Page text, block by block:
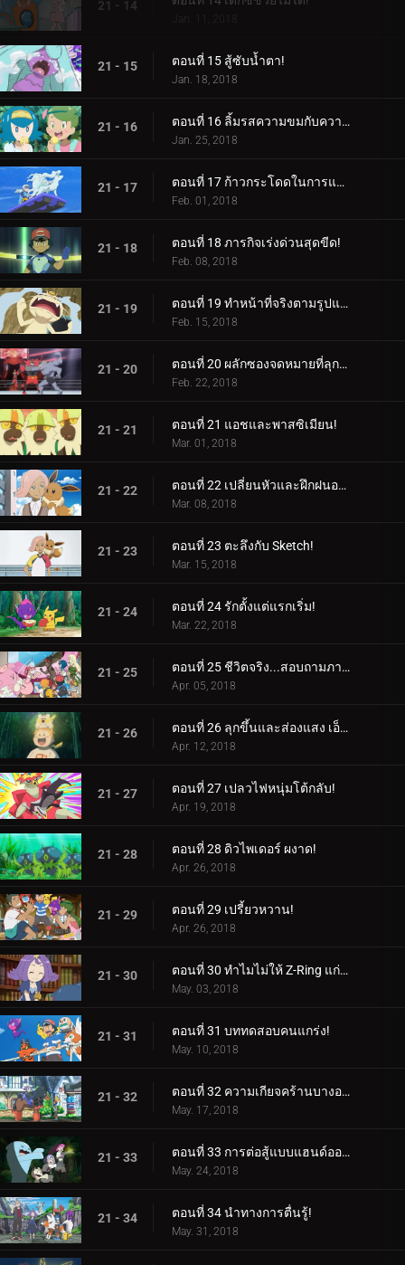
21 - 14
Jan. 11, 2018
21 - 15 ตอนที่ 15 สู้ซับน้ำตา!
Jan. 18, 2018
21 - 16 ตอนที่ 16 ลิ้มรสความขมกับความหวาน!
Jan. 25, 2018
21 - 17 ตอนที่ 17 ก้าวกระโดดในการแข่งขัน!
Feb. 01, 2018
21 - 18 ตอนที่ 18 ภารกิจเร่งด่วนสุดขีด!
Feb. 08, 2018
21 - 19 ตอนที่ 19 ทำหน้าที่จริงตามรูปแบบ!
Feb. 15, 2018
21 - 20 ตอนที่ 20 ผลักซองจดหมายที่ลุกเป็นไฟ!
Feb. 22, 2018
21 - 21 ตอนที่ 21 แอชและพาสซิเมียน!
Mar. 01, 2018
21 - 22 ตอนที่ 22 เปลี่ยนหัวและฝึกฝนอย่างหนัก!
Mar. 08, 2018
21 - 23 ตอนที่ 23 ตะลึงกับ Sketch!
Mar. 15, 2018
21 - 24 ตอนที่ 24 รักตั้งแต่แรกเริ่ม!
Mar. 22, 2018
21 - 25 ตอนที่ 25 ชีวิตจริง...สอบถามภายใน!
Apr. 05, 2018
21 - 26 ตอนที่ 26 ลุกขึ้นและส่องแสง เอ็นเตอร์ไพรส์!
Apr. 12, 2018
21 - 27 ตอนที่ 27 เปลวไฟหนุ่มโต้กลับ!
Apr. 19, 2018
21 - 28 ตอนที่ 28 ดิวไพเดอร์ ผงาด!
Apr. 26, 2018
21 - 29 ตอนที่ 29 เปรี้ยวหวาน!
Apr. 26, 2018
21 - 30 ตอนที่ 30 ทำไมไม่ให้ Z-Ring แก่ฉันบ้างล่ะ?
May. 03, 2018
21 - 31 ตอนที่ 31 บททดสอบคนแกร่ง!
May. 10, 2018
21 - 32 ตอนที่ 32 ความเกียจคร้านบางอย่าง!
May. 17, 2018
21 - 33 ตอนที่ 33 การต่อสู้แบบแฮนด์ออฟ!
May. 24, 2018
21 - 34 ตอนที่ 34 นำทางการตื่นรู้!
May. 31, 2018